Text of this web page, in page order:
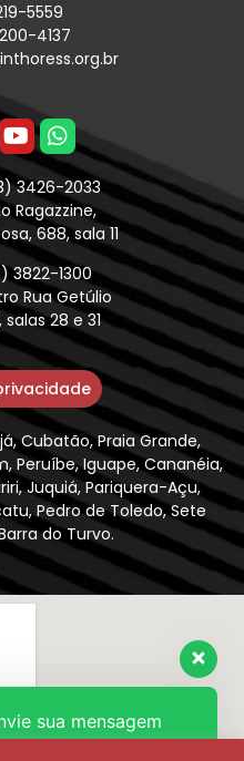
5559
4137
3426-2033
Ragazzine,
688, sala 11
3822-1300
Rua Getúlio
28 e 31
Cubatão, Praia Grande,
Peruíbe, Iguape, Cananéia,
Juquiá, Pariquera-Açu,
Pedro de Toledo, Sete
do Turvo.
sua mensagem